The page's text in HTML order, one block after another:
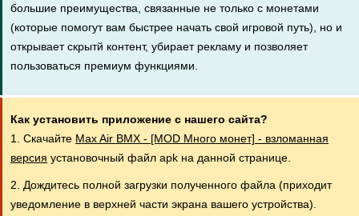
большие преимущества, связанные не только с монетами
(которые помогут вам быстрее начать свой игровой путь), но и
открывает скрытй контент, убирает рекламу и позволяет
пользоваться премиум функциями.
Как установить приложение с нашего сайта?
1. Скачайте Max Air BMX - [MOD Много монет] - взломанная
версия установочный файл apk на данной странице.
2. Дождитесь полной загрузки полученного файла (приходит
уведомление в верхней части экрана вашего устройства).